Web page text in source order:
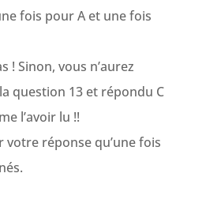
fois pour A et une fois
! Sinon, vous n’aurez
question 13 et répondu C
l’avoir lu !!
votre réponse qu’une fois